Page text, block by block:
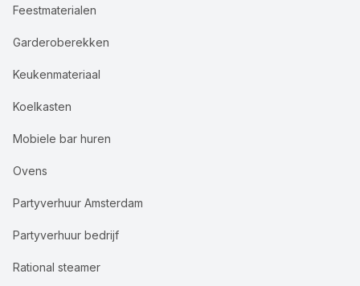
Feestmaterialen
Garderoberekken
Keukenmateriaal
Koelkasten
Mobiele bar huren
Ovens
Partyverhuur Amsterdam
Partyverhuur bedrijf
Rational steamer